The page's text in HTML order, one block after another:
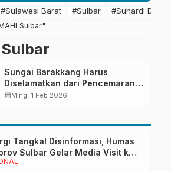
#Sulawesi Barat #Sulbar #Suhardi Duka
Sulbar"
Sungai Barakkang Harus
Diselamatkan dari Pencemaran
Limbah
calendar_monthMing, 1 Feb 2026
Tangkal Disinformasi, Humas
Sulbar Gelar Media Visit ke
Redaksi di Mamuju